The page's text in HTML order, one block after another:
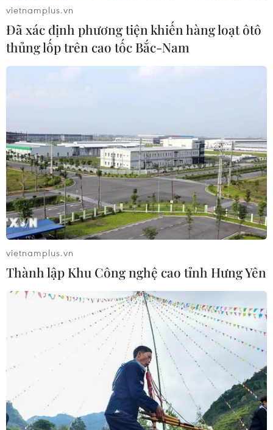
05/08/2026 23:26
Mỹ hoàn trả khoảng 100 tỷ USD thuế
Nhật Bản: Nội các thông qua chính
sách giảm thuế tiêu thụ thực phẩm
xuống 1%
05/08/2026 15:30
Ngành Hải quan đẩy mạnh cải cách
thể chế và hiện đại hóa công tác
quản lý
05/08/2026 12:35
Ngân hàng trước làn sóng AI: Dữ liệu
là đòn bẩy, quản trị là chìa khóa
05/08/2026 09:25
Standard Chartered huy động thành
vietnamplus.vn
Đã xác định phương tiện khiến hàng loạt ôtô
thủng lốp trên cao tốc Bắc-Nam
vietnamplus.vn
Thành lập Khu Công nghệ cao tỉnh Hưng Yên